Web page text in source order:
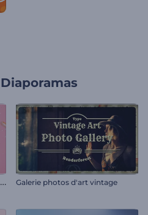
Diaporamas
D
iaporama de ballons d'anniversaire Galerie photos d'art vintage